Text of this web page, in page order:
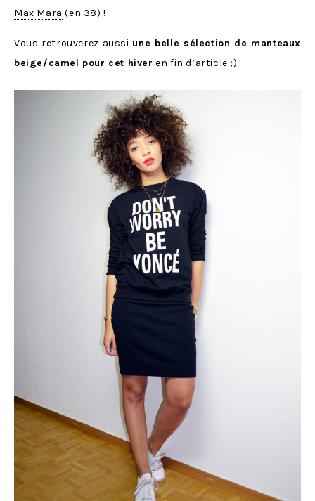
Max Mara (en 38) !
Vous retrouverez aussi une belle sélection de manteaux
beige/camel pour cet hiver en fin d’article ;)